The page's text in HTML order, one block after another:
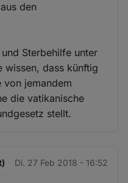
den
Sterbehilfe unter
wissen, dass künftig
von jemandem
die vatikanische
stellt.
Di. 27 Feb 2018 - 16:52